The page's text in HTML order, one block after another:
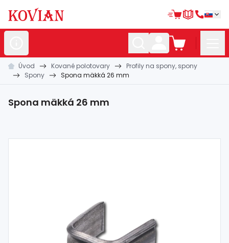
Nerezovépolotovary
Kované
materiál
Úvod Kované polotovary
Profily na spony, spony
Spony
Spona mäkká 26 mm
Spona mäkká 26 mm